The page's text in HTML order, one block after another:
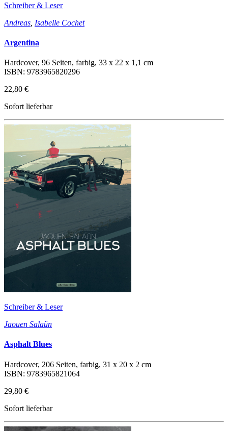
Schreiber & Leser
Andreas Isabelle Cochet
Argentina
Hardcover, 96 Seiten, farbig, 33 x 22 x 1,1 cm
ISBN: 9783965820296
22,80 €
Sofort lieferbar
Schreiber & Leser
Jaouen Salaün
Asphalt Blues
Hardcover, 206 Seiten, farbig, 31 x 20 x 2 cm
ISBN: 9783965821064
29,80 €
Sofort lieferbar